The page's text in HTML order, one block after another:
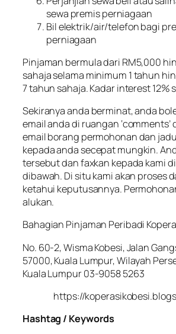
sewa premis perniagaan
Bil elektrik/air/telefon bagi
perniagaan
Pinjaman bermula dari RM5,000
sahaja selama minimum 1 tahun
7 tahun sahaja. Kadar interest 12%
Sekiranya anda berminat, anda
email anda di ruangan ‘comments’
email borang permohonan dan
kepada anda secepat mungkin.
tersebut dan faxkan kepada kami
dibawah. Di situ kami akan proses
ketahui keputusannya.
alukan.
Bahagian Pinjaman Peribadi
No. 60-2, Wisma Kobesi, Jalan
57000, Kuala Lumpur, Wilayah
Kuala Lumpur 03-9058 5263
https://
Hashtag / Keywords